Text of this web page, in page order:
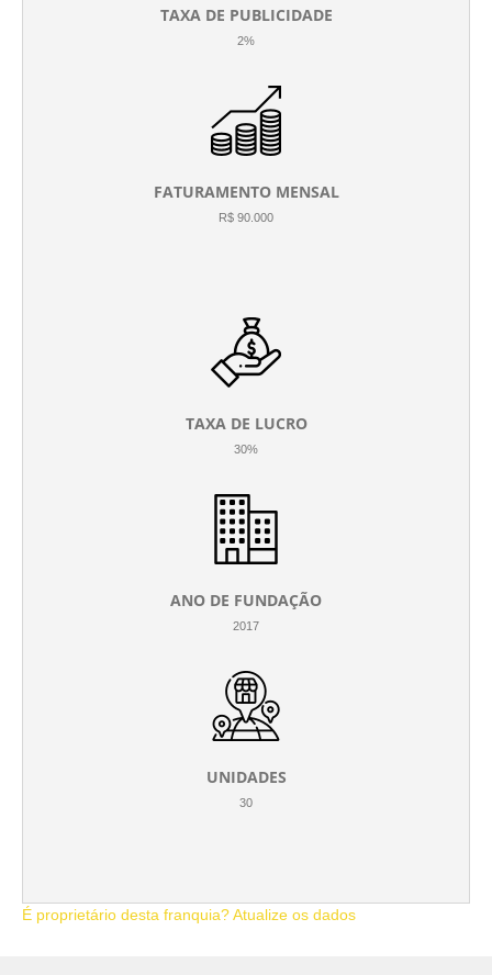
TAXA DE PUBLICIDADE
2%
FATURAMENTO MENSAL
R$ 90.000
TAXA DE LUCRO
30%
ANO DE FUNDAÇÃO
2017
UNIDADES
30
É proprietário desta franquia? Atualize os dados